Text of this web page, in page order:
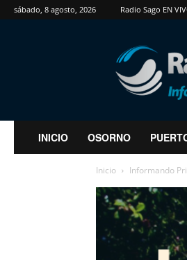
sábado, 8 agosto, 2026 Radio Sago EN
RadioSago
INICIO OSORNO
Inicio Informando